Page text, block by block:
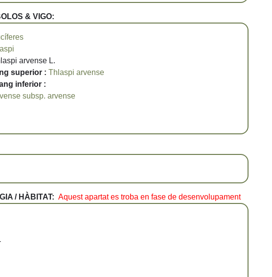
& VIGO:
arvense L.
superior :Thlaspi arvense
inferior :
subsp. arvense
/ HÀBITAT: Aquest apartat es troba en fase de desenvolupament